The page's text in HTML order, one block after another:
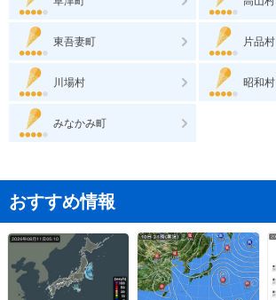
東吾妻町 片品村
川場村 昭和村
みなかみ町
おすすめ情報